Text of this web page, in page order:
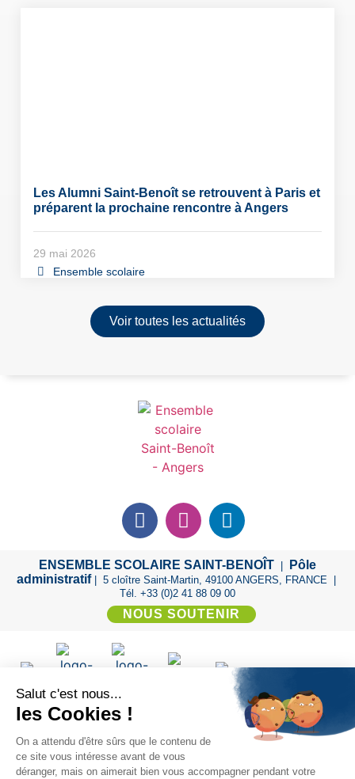
Les Alumni Saint-Benoît se retrouvent à Paris et
préparent la prochaine rencontre à Angers
29 mai 2026
Ensemble scolaire
Voir toutes les actualités
ENSEMBLE SCOLAIRE SAINT-BENOÎT
Pôle
administratif
| 5 cloître Saint-Martin, 49100 ANGERS, FRANCE |
Tél. +33 (0)2 41 88 09 00
NOUS SOUTENIR